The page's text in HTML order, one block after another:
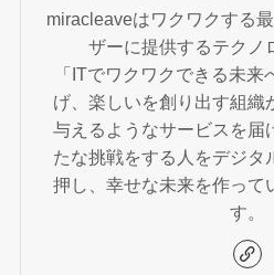
miracleaveはワクワクする
ザーに提供するテクノ
「ITでワクワクできる未
げ、楽しいを創り出す組織
与えるようなサービスを届
たな挑戦をする人をデジタ
押し、幸せな未来を作って
す。